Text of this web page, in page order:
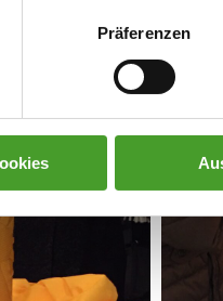
Präferenzen